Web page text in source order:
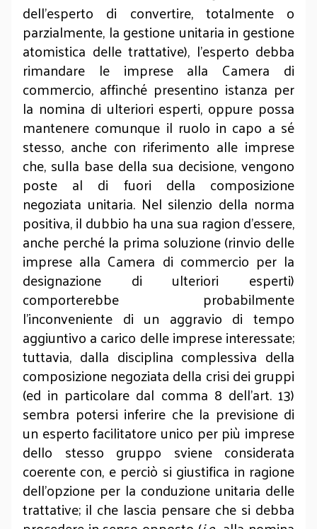
dell’esperto di convertire, totalmente o
parzialmente, la gestione unitaria in gestione
atomistica delle trattative), l’esperto debba
rimandare le imprese alla Camera di
commercio, affinché presentino istanza per
la nomina di ulteriori esperti, oppure possa
mantenere comunque il ruolo in capo a sé
stesso, anche con riferimento alle imprese
che, sulla base della sua decisione, vengono
poste al di fuori della composizione
negoziata unitaria. Nel silenzio della norma
positiva, il dubbio ha una sua ragion d’essere,
anche perché la prima soluzione (rinvio delle
imprese alla Camera di commercio per la
designazione di ulteriori esperti)
comporterebbe probabilmente
l’inconveniente di un aggravio di tempo
aggiuntivo a carico delle imprese interessate;
tuttavia, dalla disciplina complessiva della
composizione negoziata della crisi dei gruppi
(ed in particolare dal comma 8 dell’art. 13)
sembra potersi inferire che la previsione di
un esperto facilitatore unico per più imprese
dello stesso gruppo sviene considerata
coerente con, e perciò si giustifica in ragione
dell’opzione per la conduzione unitaria delle
trattative; il che lascia pensare che si debba